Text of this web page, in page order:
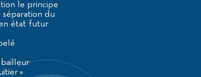
le principe
du
état futur
»